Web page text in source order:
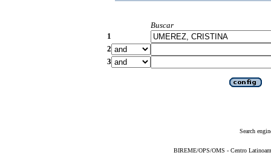
Buscar
1
2
3
Search
BIREME/OPS/OMS - Centro